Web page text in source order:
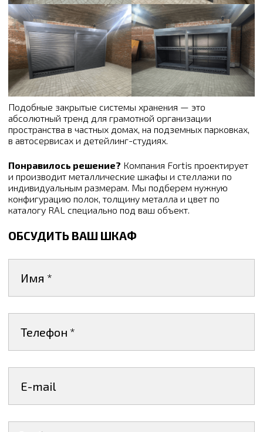
Подобные закрытые системы хранения — это
абсолютный тренд для грамотной организации
пространства в частных домах, на подземных парковках,
в автосервисах и детейлинг-студиях.
Понравилось решение? Компания Fortis проектирует
и производит металлические шкафы и стеллажи по
индивидуальным размерам. Мы подберем нужную
конфигурацию полок, толщину металла и цвет по
каталогу RAL специально под ваш объект.
ОБСУДИТЬ ВАШ ШКАФ